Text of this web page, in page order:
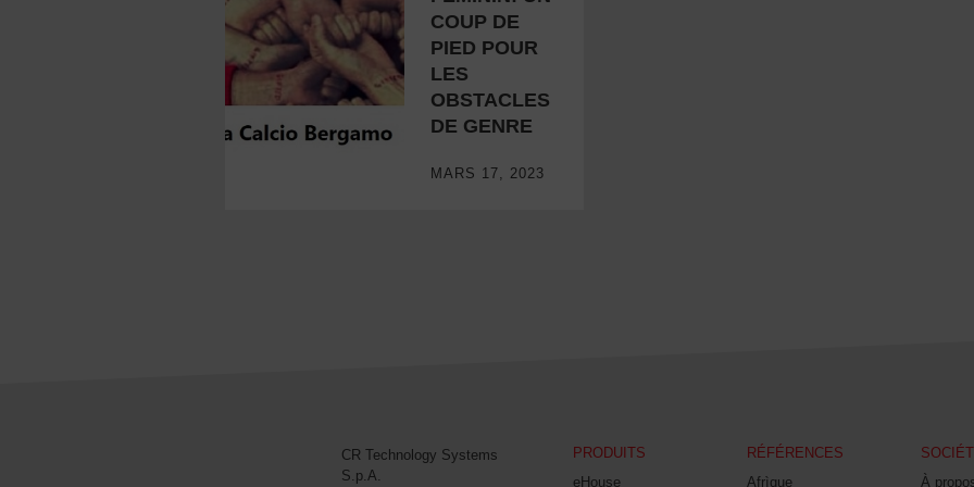
COUP DE
PIED POUR
LES
OBSTACLES
DE GENRE
MARS 17, 2023
CR Technology SystemsCR Technology Systems
S.p.A.
PRODUITS
eHouse
RÉFÉRENCES
Afrìque
À